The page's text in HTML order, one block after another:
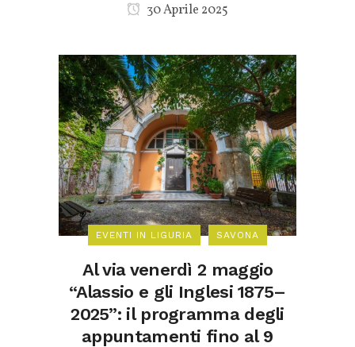
30 Aprile 2025
EVENTI IN LIGURIA SAVONA
Al via venerdì 2 maggio
“Alassio e gli Inglesi 1875–
2025”: il programma degli
appuntamenti fino al 9